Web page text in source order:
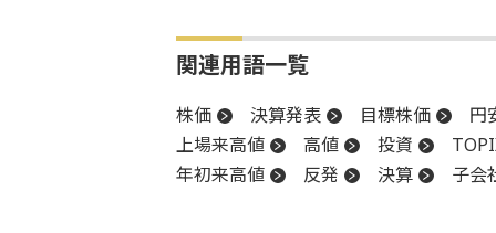
関連用語一覧
株価 決算発表 目標株価
円
上場来高値
高値 投資
年初来高値
反発 決算
子会